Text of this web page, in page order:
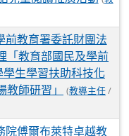
前教育署委託財團法
「教育部國民及學前
生學習扶助科技化
師研習」
(教導主任 /
院傅爾布萊特卓越教